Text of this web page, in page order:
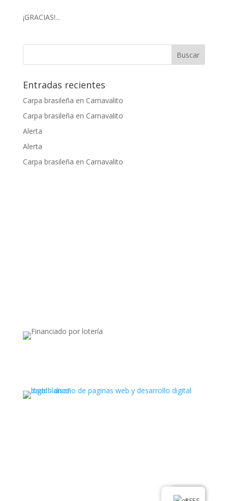
¡GRACIAS!...
Entradas recientes
Carpa brasileña en Carnavalito
Carpa brasileña en Carnavalito
Alerta
Alerta
Carpa brasileña en Carnavalito